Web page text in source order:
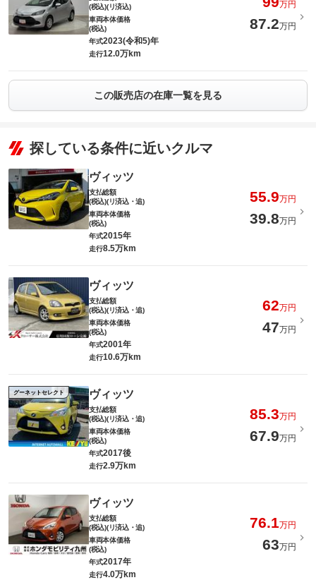
(税込)(リ済込)
万円
車両本体価格
(税込)
87.2万円
年式2023(令和5)年
走行12.0万km
この販売店の在庫一覧を見る
探している条件に近いクルマ
ヴィッツ
支払総額
(税込)(リ済込・追)
55.9万円
車両本体価格
(税込)
39.8万円
年式2015年
走行8.5万km
ヴィッツ
支払総額
(税込)(リ済込・追)
62万円
車両本体価格
(税込)
47万円
年式2001年
走行10.6万km
グーネットセレクト ヴィッツ
支払総額
(税込)(リ済込・追)
85.3万円
車両本体価格
(税込)
67.9万円
年式2017後
走行2.9万km
ヴィッツ
支払総額
(税込)(リ済込・追)
76.1万円
車両本体価格
(税込)
63万円
年式2017年
走行4.0万km